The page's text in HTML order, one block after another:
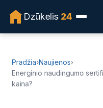
Dzūkelis 24
Pradžia›Naujienos›
Energinio naudingumo
kaina?